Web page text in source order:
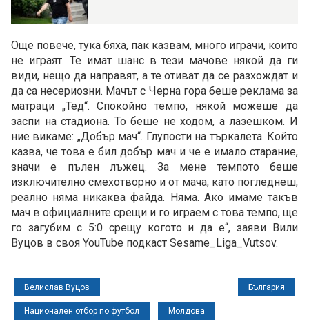
Още повече, тука бяха, пак казвам, много играчи, които
не играят. Те имат шанс в тези мачове някой да ги
види, нещо да направят, а те отиват да се разхождат и
да са несериозни. Мачът с Черна гора беше реклама за
матраци „Тед“. Спокойно темпо, някой можеше да
заспи на стадиона. То беше не ходом, а лазешком. И
ние викаме: „Добър мач“. Глупости на търкалета. Който
казва, че това е бил добър мач и че е имало старание,
значи е пълен лъжец. За мене темпото беше
изключително смехотворно и от мача, като погледнеш,
реално няма никаква файда. Няма. Ако имаме такъв
мач в официалните срещи и го играем с това темпо, ще
го загубим с 5:0 срещу когото и да е“, заяви Вили
Вуцов в своя YouTube подкаст Sesame_Liga_Vutsov.
Велислав Вуцов България
Национален отбор по футбол Молдова